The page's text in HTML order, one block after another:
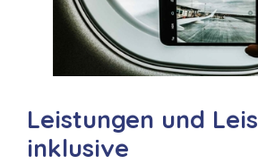
Leistungen und
inklusive